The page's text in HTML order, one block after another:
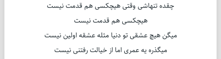
چقده تنهاشی وقتی هیچکسی هم قدمت نیست
هیچکسی هم قدمت نیست
میگن هیچ عشقی تو دنیا مثله عشقه اولین نیست
میگذره یه عمری اما از خیالت رفتنی نیست